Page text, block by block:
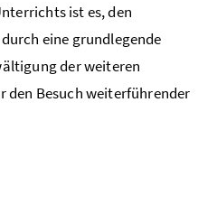
ist es, den
eine grundlegende
der weiteren
den Besuch weiterführender